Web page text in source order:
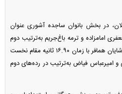
۱۰۰ متر خردسالان، در بخش بانوان ساجده آشوری عنوان
امامزاده و ترمه باغ‌جریم به‌ترتیب دوم
و سوم شدند. در بخش آقایان نیز شایان همافر با زمان ۱۶.۹۰ ثانیه مقام نخست
امیرعباس فیاض به‌ترتیب در رده‌های دوم